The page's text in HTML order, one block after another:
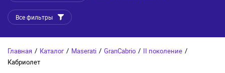
Все фильтры
Главная / Каталог / Maserati / GranCabrio / II поколение /
Кабриолет